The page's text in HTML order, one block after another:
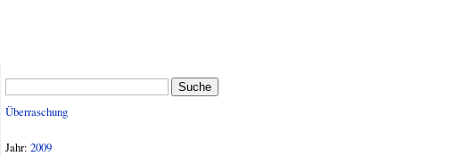
Suche
Überraschung
Jahr: 2009